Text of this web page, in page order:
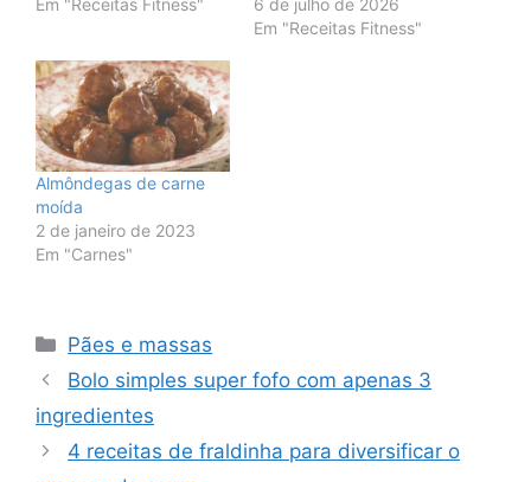
Em "Receitas Fitness"
6 de julho de 2026
Em "Receitas Fitness"
Almôndegas de carne
moída
2 de janeiro de 2023
Em "Carnes"
Categorias
Pães e massas
Bolo simples super fofo com apenas 3
ingredientes
4 receitas de fraldinha para diversificar o